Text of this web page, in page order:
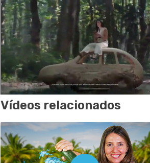
Vídeos relacionados